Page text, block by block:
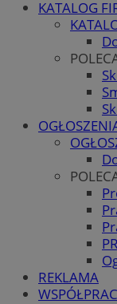
KATALOG
REKLAMA